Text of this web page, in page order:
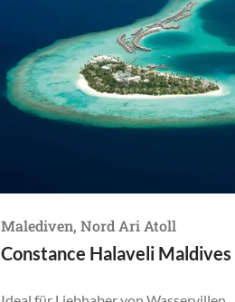
Malediven, Nord Ari Atoll
Constance Halaveli Maldives